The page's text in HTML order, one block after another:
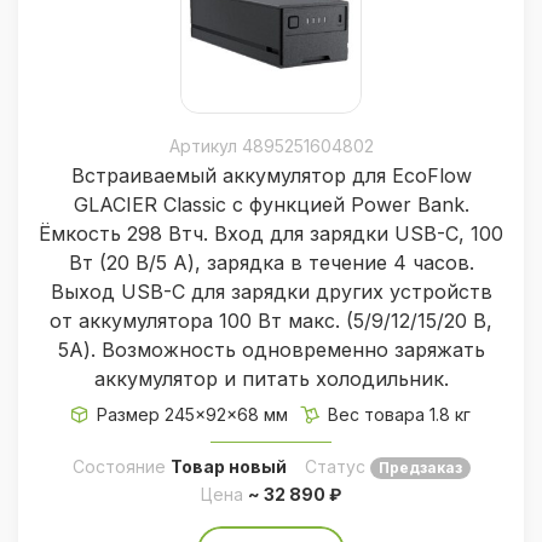
аккумулятор ёмкостью 298 Вт⋅ч, который
даёт до 43 часов работы при температуре
часов у 45 и 55 литров (при умеренной
температуре окружающей среды и
экономичном режиме). То есть можно
спокойно пережить ночёвку на диком
стоянке или длинный перегон без
включения генератора и постоянной
привязки к внешнему питанию.
Подключение к электросети тоже
продумано под автотуризм: холодильники
работают как от обычной розетки 220 В,
так и от бортовой сети 12/24 В, а также от
солнечных панелей через
Артикул 4895251604802
Встраиваемый аккумулятор для EcoFlow
GLACIER Classic с функцией Power Bank.
Ёмкость 298 Втч. Вход для зарядки USB-C, 100
Вт (20 В/5 А), зарядка в течение 4 часов.
Выход USB-C для зарядки других устройств
от аккумулятора 100 Вт макс. (5/9/12/15/20 В,
5А). Возможность одновременно заряжать
аккумулятор и питать холодильник.
Размер 245×92×68 мм Вес товара 1.8 кг
Состояние Товар новый Статус Предзаказ
Цена ~ 32 890 ₽